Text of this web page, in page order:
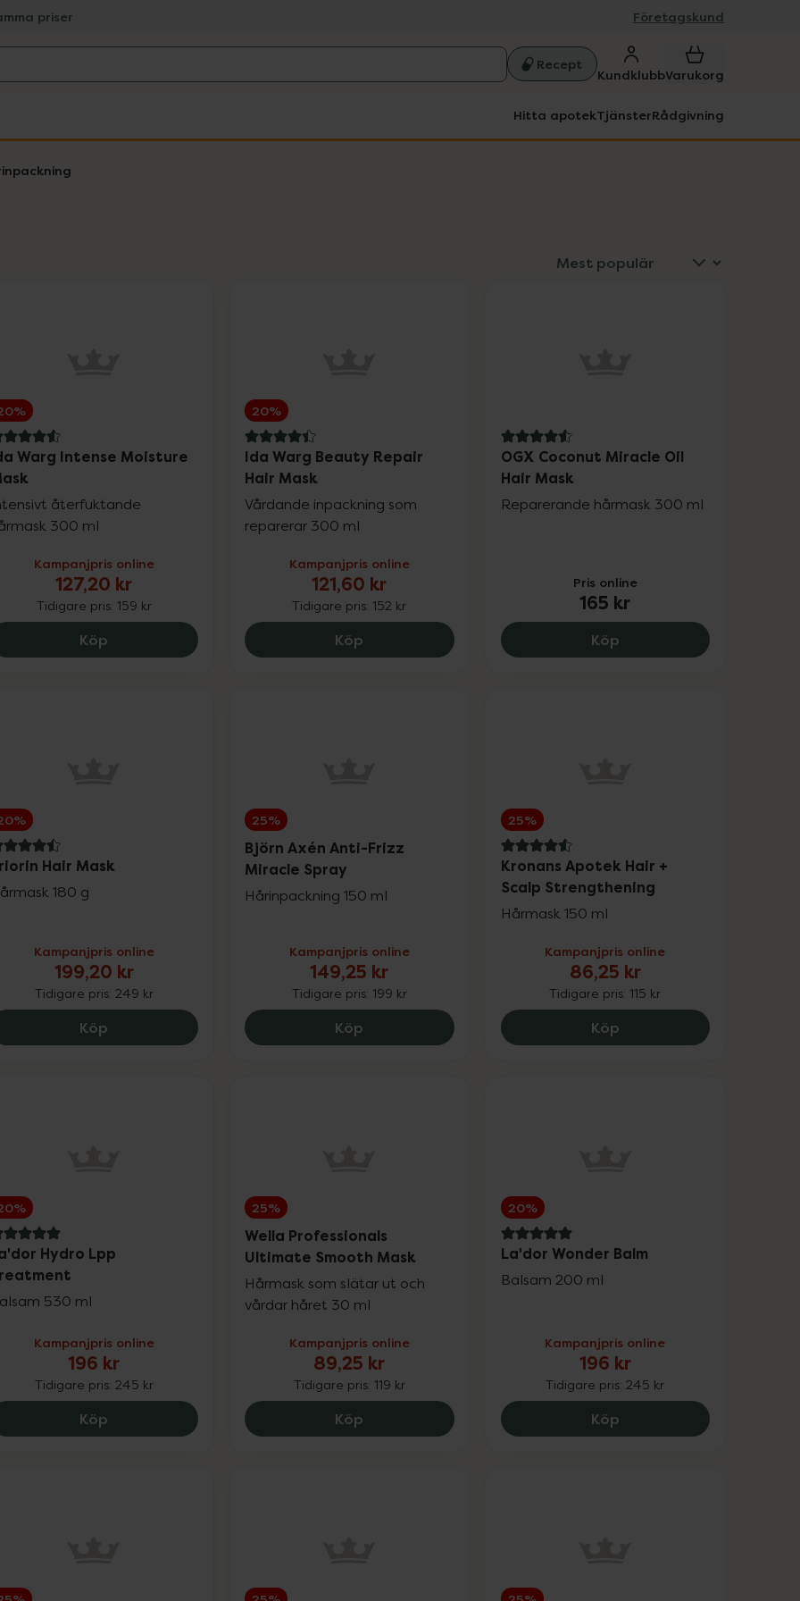
priser Företagskund
Recept
KundklubbVarukorg
Hitta apotekTjänsterRådgivning
av 5 i omdöme
Warg Intense Moisture
återfuktande
300 ml
Kampanjpris online
127,20 kr
Tidigare pris: 159 kr
Köp Ida Warg Intense Moisture Mask, 127.2 kr.
20%
4.4 av 5 i omdöme
Ida Warg Beauty Repair
Hair Mask
Vårdande inpackning som
reparerar 300 ml
Kampanjpris online
121,60 kr
Tidigare pris:152 kr
Köp Ida Warg Beauty Repair Hair Mask, 121.6 kr.
4.6 av 5 i omdöme
OGX Coconut Miracle Oil
Hair Mask
Reparerande hårmask 300 ml
Pris online
165 kr
KöpOGX Coconut Miracle
av 5 i omdöme
Hair Mask
180 g
Kampanjpris online
199,20 kr
Tidigare pris: 249 kr
Köp Priorin Hair Mask, 199.2 kr.
25%
Björn Axén Anti-Frizz
Miracle Spray
Hårinpackning 150 ml
Kampanjpris online
149,25 kr
Tidigare pris: 199 kr
Köp Björn Axén Anti-Frizz Miracle Spray, 149.25 kr.
25%
4.6 av 5 i omdöme
Kronans Apotek Hair +
Scalp Strengthening
Hårmask 150 ml
Kampanjpris online
86,25 kr
Tidigare pris:115 kr
KöpKronans Apotek Hair +
av 5 i omdöme
Hydro Lpp
530 ml
Kampanjpris online
196 kr
Tidigare pris: 245 kr
Köp La'dor Hydro Lpp Treatment, 196 kr.
25%
Wella Professionals
Ultimate Smooth Mask
Hårmask som slätar ut och
vårdar håret 30 ml
Kampanjpris online
89,25 kr
Tidigare pris: 119 kr
Köp Wella Professionals Ultimate Smooth Mask, 89.25 kr.
20%
5 av 5 i omdöme
La'dor Wonder Balm
Balsam 200 ml
Kampanjpris online
196 kr
Tidigare pris: 245 kr
KöpLa'dor Wonder Balm,